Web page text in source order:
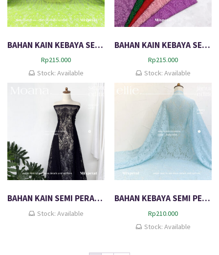
BAHAN KAIN KEBAYA SEMI PERANCIS BROKAT KATUN CLEOPATRA
Rp215.000
Stock: Available
BAHAN KAIN KEBAYA SEMI PERANCIS KATUN WILMA
Rp215.000
Stock: Available
BAHAN KAIN SEMI PERANCIS MOANA
Stock: Available
BAHAN KEBAYA SEMI PERANCIS BROKAT CORD BENANG ELLIE
Rp210.000
Stock: Available